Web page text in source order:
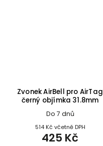
Zvonek AirBell pro AirTag
černý objímka 31.8mm
Do 7 dnů
514 Kč včetně DPH
425 Kč